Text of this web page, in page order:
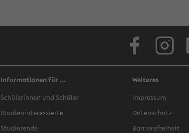
Informationen für ...
Schülerinnen und Schüler
Studieninteressierte
Studierende
Weiteres
Impressum
Datenschutz
Barrierefreiheit